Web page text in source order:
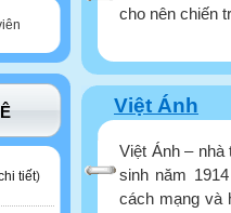
tiết)
cho nên chiến
Việt Ánh
Việt Ánh –
sinh năm
cách mạng và